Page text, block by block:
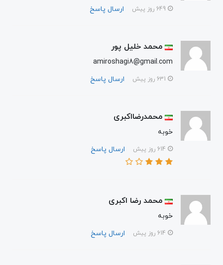
ارسال پاسخ
محمد خلیل پور
amiroshagi8@gmail.com
ارسال پاسخ
محمدرضااکبری
خوبه
ارسال پاسخ
محمد رضا اکبری
خوبه
ارسال پاسخ